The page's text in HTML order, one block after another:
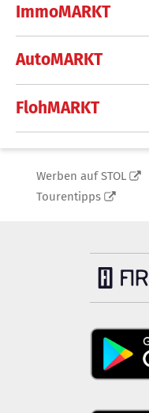
ImmoMARKT
AutoMARKT
FlohMARKT
Werben auf STOL
Tourentipps